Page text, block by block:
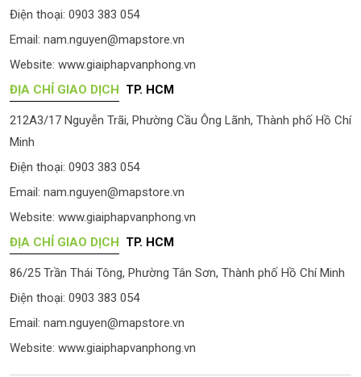
Điện thoại: 0903 383 054
Email: nam.nguyen@mapstore.vn
Website: www.giaiphapvanphong.vn
ĐỊA CHỈ GIAO DỊCH
TP. HCM
212A3/17 Nguyễn Trãi, Phường Cầu Ông Lãnh, Thành phố Hồ Chí
Minh
Điện thoại: 0903 383 054
Email: nam.nguyen@mapstore.vn
Website: www.giaiphapvanphong.vn
ĐỊA CHỈ GIAO DỊCH
TP. HCM
86/25 Trần Thái Tông, Phường Tân Sơn, Thành phố Hồ Chí Minh
Điện thoại: 0903 383 054
Email: nam.nguyen@mapstore.vn
Website: www.giaiphapvanphong.vn